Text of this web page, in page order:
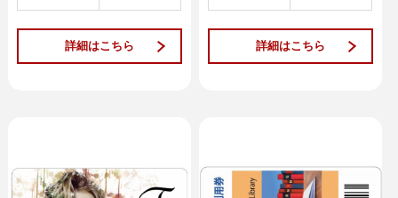
詳細はこちら 詳細はこちら